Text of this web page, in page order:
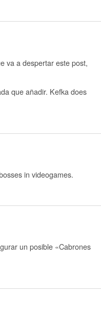
va a despertar este post,
que añadir. Kefka does
in videogames.
un posible «Cabrones